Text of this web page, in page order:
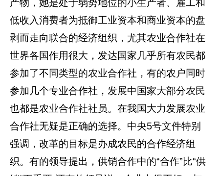
产物，她是处于弱势地位的小生产者、雇工和
低收入消费者为抵御工业资本和商业资本的盘
剥而走向联合的经济组织，尤其农业合作社在
世界各国作用很大，发达国家几乎所有农民都
参加了不同类型的农业合作社，有的农户同时
参加几个专业合作社，发展中国家大部分农民
也都是农业合作社社员。在我国大力发展农业
合作社无疑是正确的选择。中央5号文件特别
强调，改革的目标是办成农民的合作经济组
织。有的领导提出，供销合作中的“合作”比“供